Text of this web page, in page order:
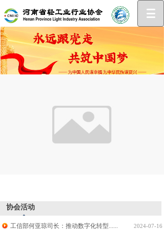
协会活动
工信部何亚琼司长：推动数字化转型...... 2024-07-16